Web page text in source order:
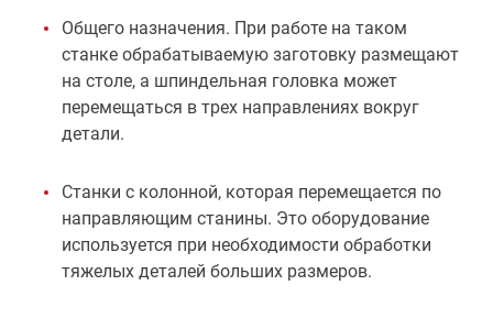
Общего назначения. При работе на таком
станке обрабатываемую заготовку размещают
на столе, а шпиндельная головка может
перемещаться в трех направлениях вокруг
детали.
Станки с колонной, которая перемещается по
направляющим станины. Это оборудование
используется при необходимости обработки
тяжелых деталей больших размеров.